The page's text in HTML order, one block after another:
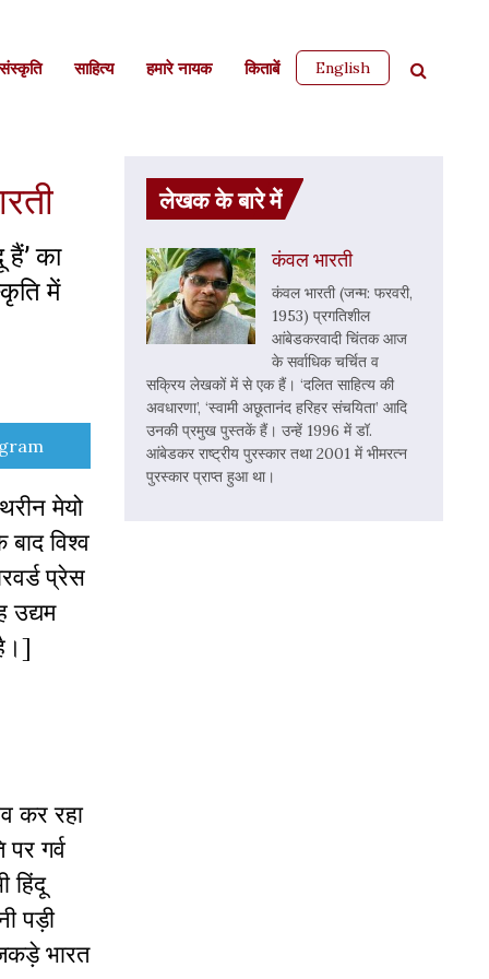
साहित्‍य हमारे नायक किताबें English
का
में
मेयो
विश्व
प्रेस
उद्यम
कर रहा
गर्व
हिंदू
पड़ी
भारत
लेखक के बारे में
कंवल भारती
कंवल भारती (जन्म: फरवरी,
1953) प्रगतिशील
आंबेडकरवादी चिंतक आज
के सर्वाधिक चर्चित व
सक्रिय लेखकों में से एक हैं। ‘दलित साहित्य की
अवधारणा’, ‘स्वामी अछूतानंद हरिहर संचयिता’ आदि
उनकी प्रमुख पुस्तकें हैं। उन्हें 1996 में डॉ.
आंबेडकर राष्ट्रीय पुरस्कार तथा 2001 में भीमरत्न
पुरस्कार प्राप्त हुआ था।